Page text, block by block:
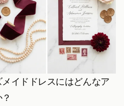
イドドレスにはどんなア